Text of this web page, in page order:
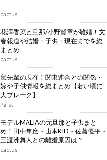
cactus
花澤香菜と旦那/小野賢章が離婚！文
春報道や結婚・子供・現在までを総
まとめ
cactus
鼠先輩の現在！関東連合との関係・
嫁や子供情報を総まとめ【若い頃に
大ブレーク】
Pg_st
モデルMALIAの元旦那と子供まと
め！田中隼磨・山本KID・佐藤優平・
三渡洲舞人との離婚原因は？
cactus